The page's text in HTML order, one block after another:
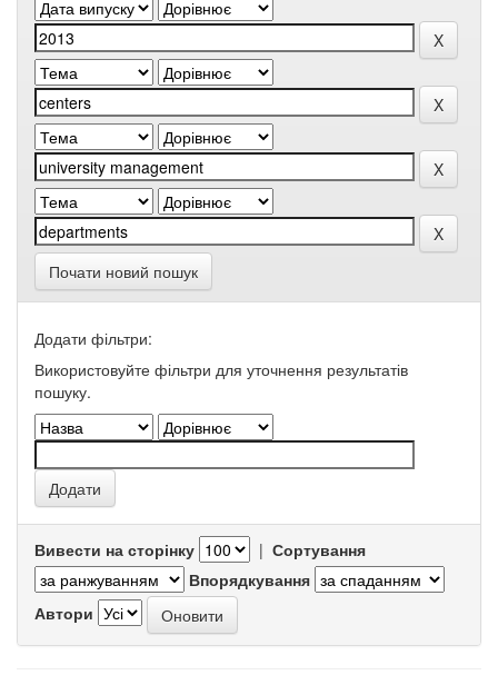
Почати новий пошук
Додати фільтри:
Використовуйте фільтри для уточнення результатів
пошуку.
Вивести на сторінку | Сортування
Впорядкування
Автори